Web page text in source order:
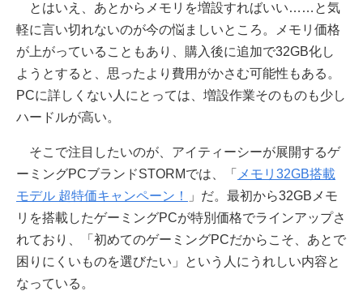
とはいえ、あとからメモリを増設すればいい……と気
軽に言い切れないのが今の悩ましいところ。メモリ価格
が上がっていることもあり、購入後に追加で32GB化し
ようとすると、思ったより費用がかさむ可能性もある。
PCに詳しくない人にとっては、増設作業そのものも少し
ハードルが高い。
そこで注目したいのが、アイティーシーが展開するゲ
ーミングPCブランドSTORMでは、「 メモリ32GB搭載
モデル 超特価キャンペーン！
」だ。最初から32GBメモ
リを搭載したゲーミングPCが特別価格でラインアップさ
れており、「初めてのゲーミングPCだからこそ、あとで
困りにくいものを選びたい」という人にうれしい内容と
なっている。